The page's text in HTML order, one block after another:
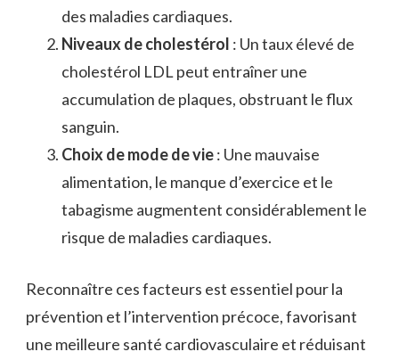
des maladies cardiaques.
Niveaux de cholestérol : Un taux élevé de
cholestérol LDL peut entraîner une
accumulation de plaques, obstruant le flux
sanguin.
Choix de mode de vie: Une mauvaise
alimentation, le manque d’exercice et le
tabagisme augmentent considérablement le
risque de maladies cardiaques.
Reconnaître ces facteurs est essentiel pour la
prévention et l’intervention précoce, favorisant
une meilleure santé cardiovasculaire et réduisant